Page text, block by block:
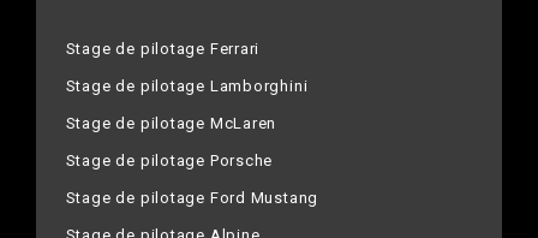
Stage de pilotage Ferrari
Stage de pilotage Lamborghini
Stage de pilotage McLaren
Stage de pilotage Porsche
Stage de pilotage Ford Mustang